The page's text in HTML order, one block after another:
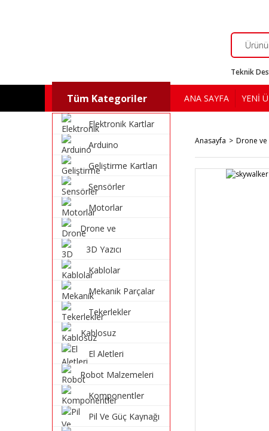
Teknik
Tüm Kategoriler
Elektronik Kartlar
Arduino
Geliştirme Kartları
Sensörler
Motorlar
Drone ve
Malzemeleri
3D Yazıcı
Kablolar
Mekanik Parçalar
Tekerlekler
Kablosuz
Sistemleri
El Aletleri
Robot Malzemeleri
Komponentler
Pil Ve Güç Kaynağı
ANA SAYFA YENİ
Anasayfa Drone